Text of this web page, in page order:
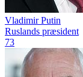
Vladimir Putin
Ruslands præsident
73